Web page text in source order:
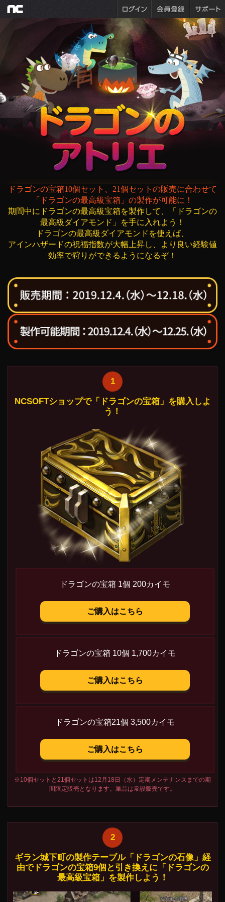
ドラゴンの宝箱10個セット、21個セットの販売に合わせて
「ドラゴンの最高級宝箱」の製作が可能に！
期間中にドラゴンの最高級宝箱を製作して、「ドラゴンの
最高級ダイアモンド」を手に入れよう！
ドラゴンの最高級ダイアモンドを使えば、
アインハザードの祝福指数が大幅上昇し、より良い経験値
効率で狩りができるようになるぞ！
1
NCSOFTショップで「ドラゴンの宝箱」を購入しよ
う！
ドラゴンの宝箱 1個 200カイモ
ご購入はこちら
ドラゴンの宝箱 10個 1,700カイモ
ご購入はこちら
ドラゴンの宝箱21個 3,500カイモ
ご購入はこちら
※10個セットと21個セットは12月18日（水）定期メンテナンスまでの期
間限定販売となります。単品は常設販売です。
2
ギラン城下町の製作テーブル「ドラゴンの石像」経
由でドラゴンの宝箱9個と引き換えに「ドラゴンの
最高級宝箱」を製作しよう！